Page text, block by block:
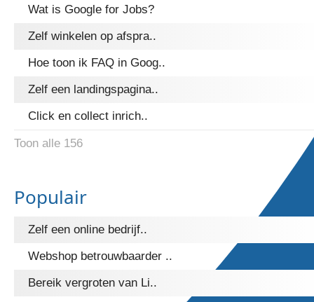
Wat is Google for Jobs?
Zelf winkelen op afspra..
Hoe toon ik FAQ in Goog..
Zelf een landingspagina..
Click en collect inrich..
Toon alle 156
Populair
Zelf een online bedrijf..
Webshop betrouwbaarder ..
Bereik vergroten van Li..